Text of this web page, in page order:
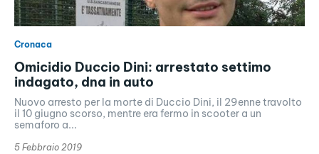
Cronaca
Omicidio Duccio Dini: arrestato settimo
indagato, dna in auto
Nuovo arresto per la morte di Duccio Dini, il 29enne travolto
il 10 giugno scorso, mentre era fermo in scooter a un
semaforo a...
5 Febbraio 2019